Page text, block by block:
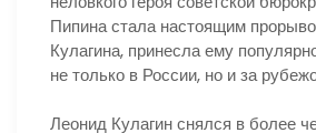
Пипина стала настоящим
Кулагина, принесла ему
не только в России, но и за
Леонид Кулагин снялся в более